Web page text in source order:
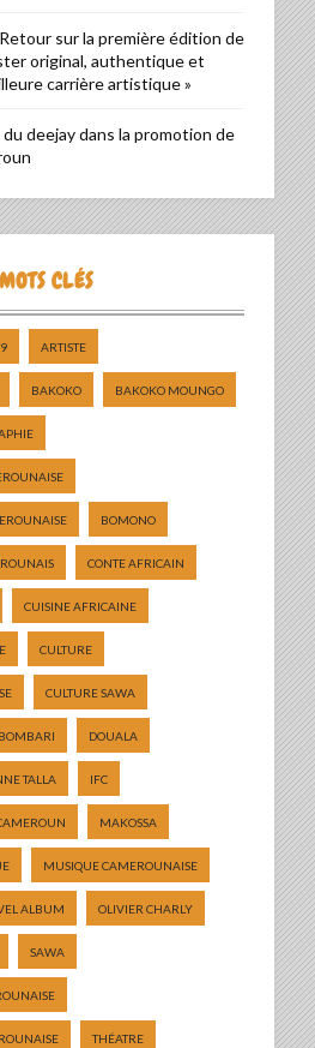
Retour sur la première édition de
original, authentique et
carrière artistique »
du deejay dans la promotion de
MOTS CLÉS
ARTISTE
BAKOKO BAKOKO MOUNGO
BOMONO
CONTE AFRICAIN
CUISINE AFRICAINE
CULTURE
CULTURE SAWA
DOUALA
TALLA IFC
MAKOSSA
MUSIQUE CAMEROUNAISE
ALBUM OLIVIER CHARLY
SAWA
THÉATRE